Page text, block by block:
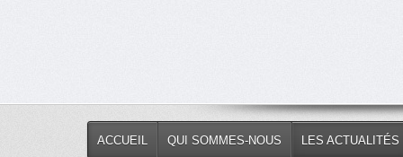
ACCUEIL QUI SOMMES-NOUS LES ACTUALITÉS